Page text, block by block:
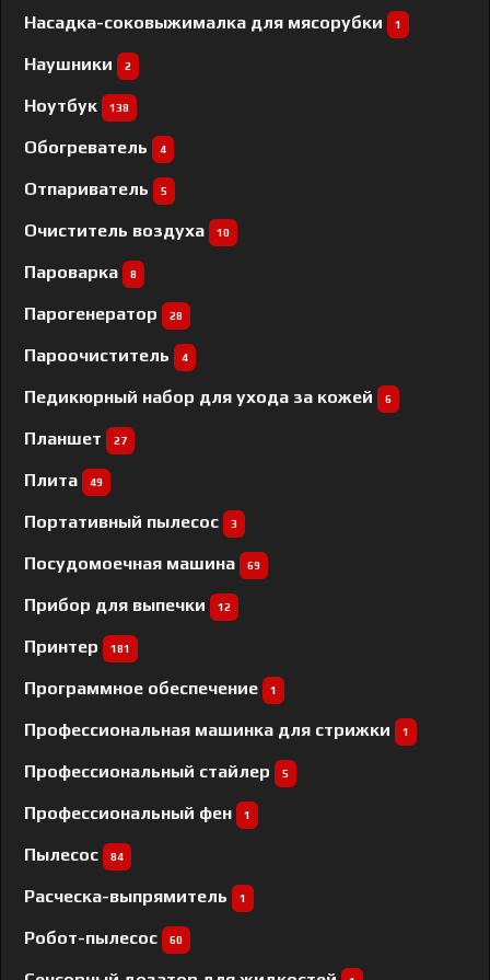
Насадка-соковыжималка для мясорубки 1
Наушники 2
Ноутбук 138
Обогреватель 4
Отпариватель 5
Очиститель воздуха 10
Пароварка 8
Парогенератор 28
Пароочиститель 4
Педикюрный набор для ухода за кожей 6
Планшет 27
Плита 49
Портативный пылесос 3
Посудомоечная машина 69
Прибор для выпечки 12
Принтер 181
Программное обеспечение 1
Профессиональная машинка для стрижки 1
Профессиональный cтайлер 5
Профессиональный фен 1
Пылесос 84
Расческа-выпрямитель 1
Робот-пылесос 60